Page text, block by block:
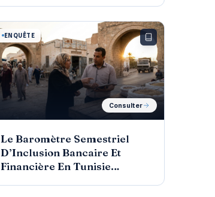
ENQUÊTE
Consulter
Le Baromètre Semestriel
D’Inclusion Bancaire Et
Financière En Tunisie